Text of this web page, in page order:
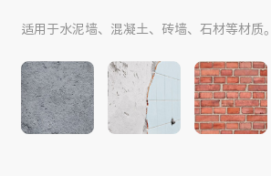
适用于水泥墙、混凝土、砖墙、石材等材质。